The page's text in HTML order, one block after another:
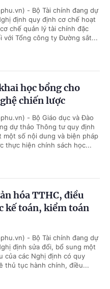
- Bộ Tài chính đang dự
định quy định cơ chế hoạt
chế quản lý tài chính đặc
với Tổng công ty Đường sắt...
học bổng cho
chiến lược
- Bộ Giáo dục và Đào
dự thảo Thông tư quy định
một số nội dung và biện pháp
thực hiện chính sách học...
hóa TTHC, điều
kế toán, kiểm toán
- Bộ Tài chính đang dự
định sửa đổi, bổ sung một
của các Nghị định có quy
thủ tục hành chính, điều...